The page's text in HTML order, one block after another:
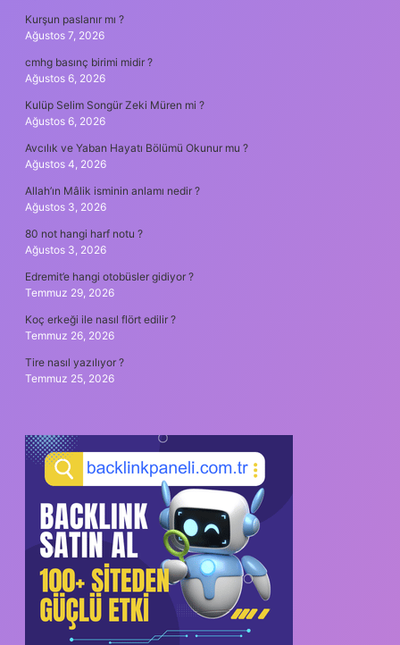
Kurşun paslanır mı ?
Ağustos 7, 2026
cmhg basınç birimi midir ?
Ağustos 6, 2026
Kulüp Selim Songür Zeki Müren mi ?
Ağustos 6, 2026
Avcılık ve Yaban Hayatı Bölümü Okunur mu ?
Ağustos 4, 2026
Allah’ın Mâlik isminin anlamı nedir ?
Ağustos 3, 2026
80 not hangi harf notu ?
Ağustos 3, 2026
Edremit’e hangi otobüsler gidiyor ?
Temmuz 29, 2026
Koç erkeği ile nasıl flört edilir ?
Temmuz 26, 2026
Tire nasıl yazılıyor ?
Temmuz 25, 2026